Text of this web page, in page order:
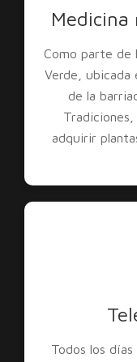
Como parte de
Verde, ubicada
de la
adquirir
Todos los